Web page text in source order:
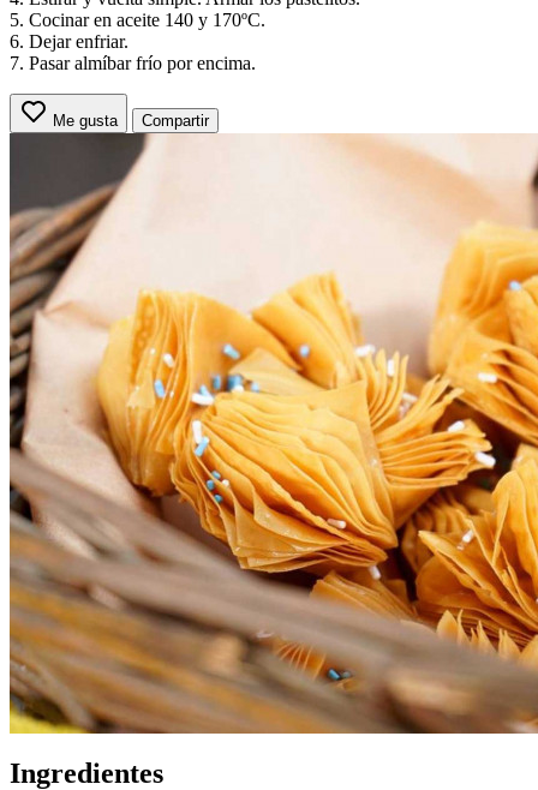
5. Cocinar en aceite 140 y 170ºC.
6. Dejar enfriar.
7. Pasar almíbar frío por encima.
Me gusta Compartir
Ingredientes